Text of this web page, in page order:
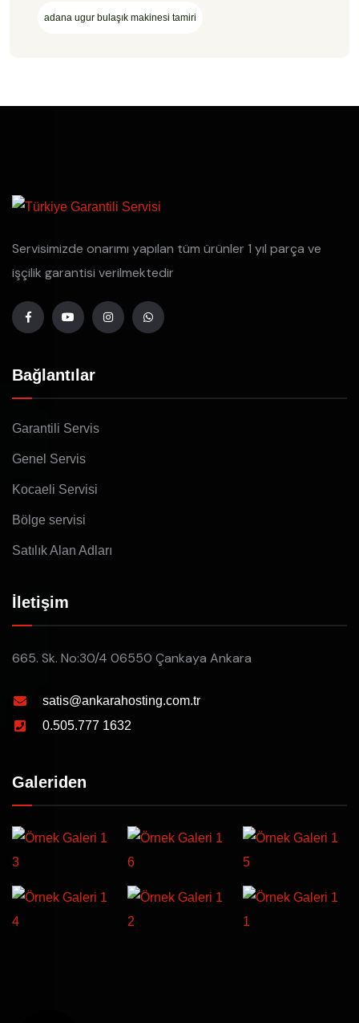
adana ugur bulaşık makinesi tamiri
Servisimizde onarımı yapılan tüm ürünler 1 yıl parça ve
işçilik garantisi verilmektedir
Bağlantılar
Garantili Servis
Genel Servis
Kocaeli Servisi
Bölge servisi
Satılık Alan Adları
İletişim
665. Sk. No:30/4 06550 Çankaya Ankara
satis@ankarahosting.com.tr
0.505.777 1632
Galeriden